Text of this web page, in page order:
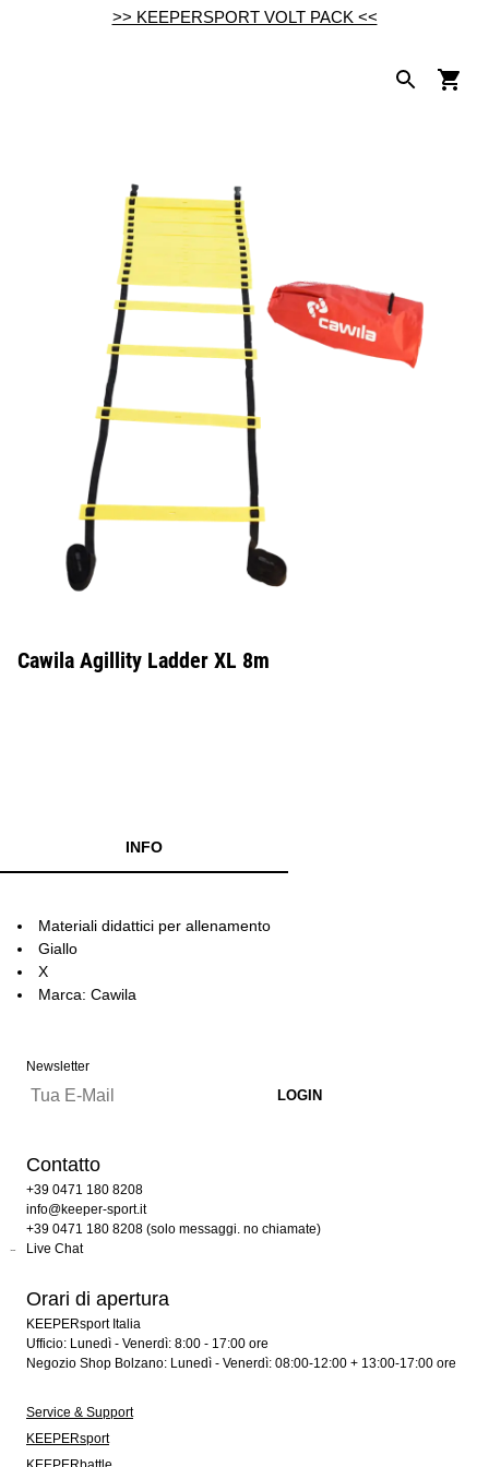
>> KEEPERSPORT VOLT PACK <<
Cawila Agillity Ladder XL 8m
INFO
Materiali didattici per allenamento
Giallo
X
Marca: Cawila
Newsletter
Contatto
+39 0471 180 8208
info@keeper-sport.it
+39 0471 180 8208 (solo messaggi. no chiamate)
Live Chat
Orari di apertura
KEEPERsport Italia
Ufficio: Lunedì - Venerdì: 8:00 - 17:00 ore
Negozio Shop Bolzano: Lunedì - Venerdì: 08:00-12:00 + 13:00-17:00 ore
Service & Support
KEEPERsport